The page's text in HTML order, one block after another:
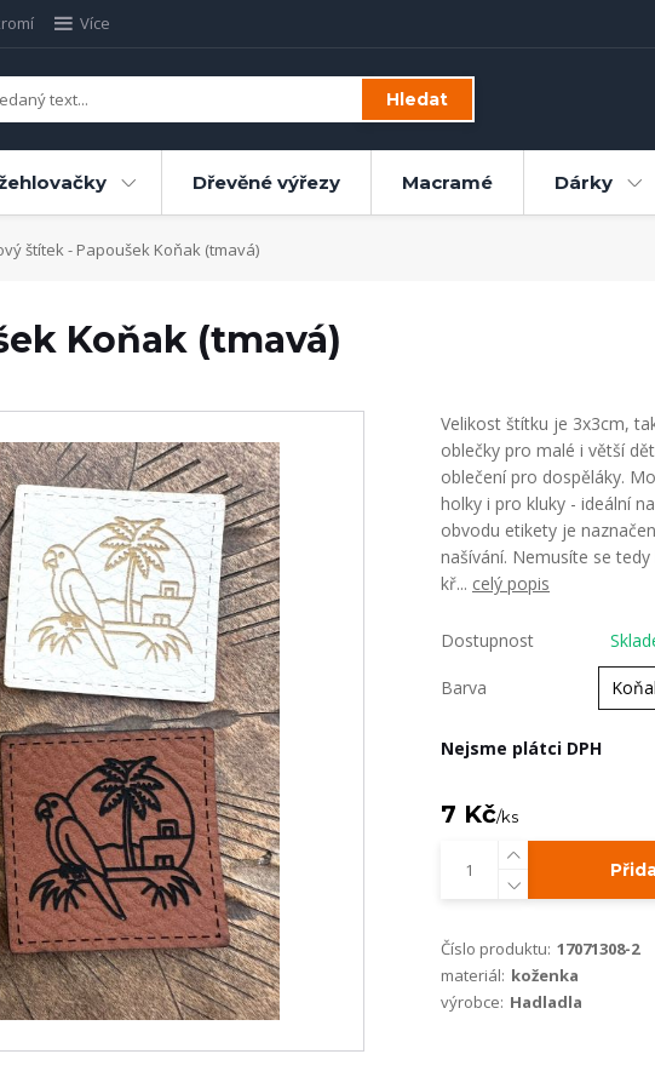
Více
Hledat
Dřevěné výřezy Macramé Dárky
štítek - Papoušek Koňak (tmavá)
Koňak (tmavá)
Velikost štítku je 3x3cm,
oblečky pro malé i větší
oblečení pro dospěláky.
holky i pro kluky - ideální
obvodu etikety je
našívání. Nemusíte se
kř... celý popis
Dostupnost
Barva
Nejsme plátci DPH
7 Kč/ks
Číslo produktu: 17071308-2
materiál: koženka
výrobce: Hadladla